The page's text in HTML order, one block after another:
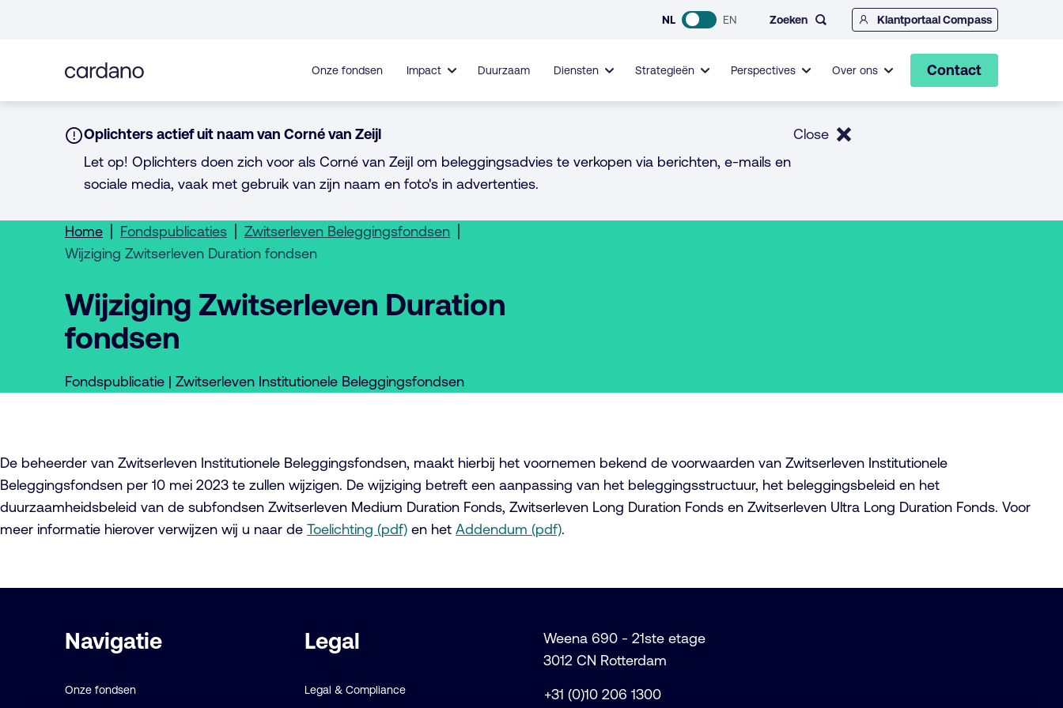
inhoud
NL EN Zoeken Klantportaal Compass
Onze fondsen Impact Duurzaam Diensten Strategieën Perspectives Over ons Contact
Notice:
Oplichters actief uit naam van Corné van Zeijl
Let op! Oplichters doen zich voor als Corné van Zeijl om beleggingsadvies te verkopen via berichten, e-mails en
sociale media, vaak met gebruik van zijn naam en foto's in advertenties.
Close
Home Fondspublicaties
Zwitserleven Beleggingsfondsen
Wijziging Zwitserleven Duration fondsen
Wijziging Zwitserleven Duration
fondsen
Fondspublicatie | Zwitserleven Institutionele Beleggingsfondsen
De beheerder van Zwitserleven Institutionele Beleggingsfondsen, maakt hierbij het voornemen bekend de voorwaarden van Zwitserleven Institutionele
Beleggingsfondsen per 10 mei 2023 te zullen wijzigen. De wijziging betreft een aanpassing van het beleggingsstructuur, het beleggingsbeleid en het
duurzaamheidsbeleid van de subfondsen Zwitserleven Medium Duration Fonds, Zwitserleven Long Duration Fonds en Zwitserleven Ultra Long Duration Fonds. Voor
meer informatie hierover verwijzen wij u naar de Toelichting (pdf) en het Addendum (pdf).
links
Navigatie
Onze fondsen
Legal
Legal & Compliance
Weena 690 - 21ste etage
3012 CN Rotterdam
+31 (0)10 206 1300